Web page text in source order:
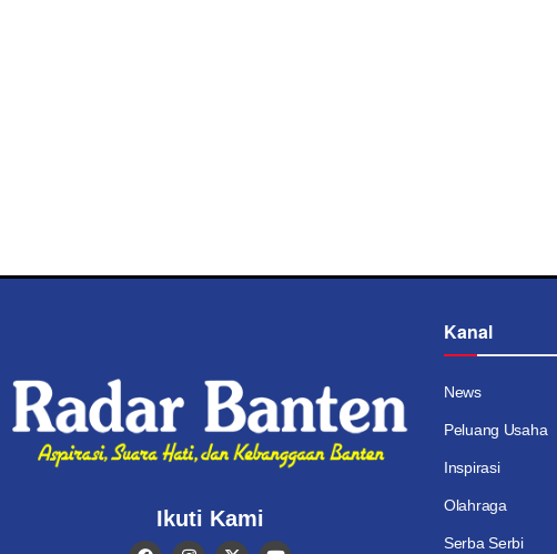
Ikuti Kami
Kanal
News
Peluang Usaha
Inspirasi
Olahraga
Serba Serbi